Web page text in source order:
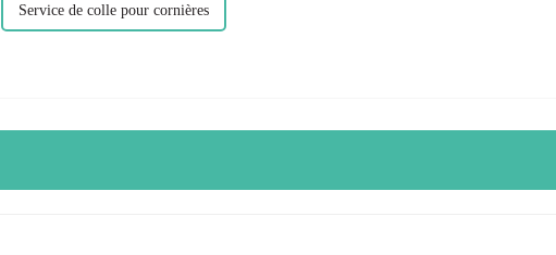
Service de colle pour cornières